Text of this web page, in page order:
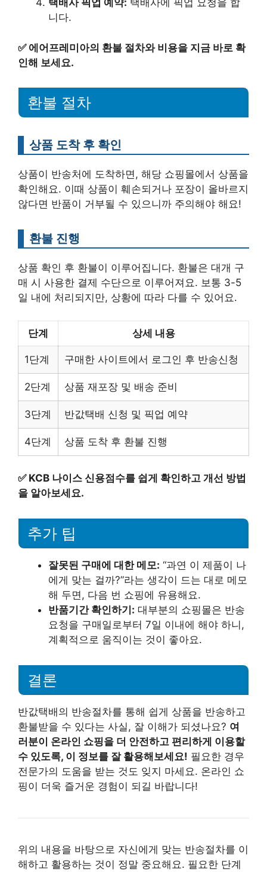
택배사 픽업 예약: 택배사에 픽업 요청을 합
니다.
✅ 에어프레미아의 환불 절차와 비용을 지금 바로 확
인해 보세요.
환불 절차
상품 도착 후 확인
상품이 반송처에 도착하면, 해당 쇼핑몰에서 상품을
확인해요. 이때 상품이 훼손되거나 포장이 올바르지
않다면 반품이 거부될 수 있으니까 주의해야 해요!
환불 진행
상품 확인 후 환불이 이루어집니다. 환불은 대개 구
매 시 사용한 결제 수단으로 이루어져요. 보통 3-5
일 내에 처리되지만, 상황에 따라 다를 수 있어요.
단계 상세 내용
1단계 구매한 사이트에서 로그인 후 반송신청
2단계 상품 재포장 및 배송 준비
3단계 반값택배 신청 및 픽업 예약
4단계 상품 도착 후 환불 진행
✅ KCB 나이스 신용점수를 쉽게 확인하고 개선 방법
을 알아보세요.
추가 팁
잘못된 구매에 대한 메모: “과연 이 제품이 나
에게 맞는 걸까?”라는 생각이 드는 대로 메모
해 두면, 다음 번 쇼핑에 유용해요.
반품기간 확인하기: 대부분의 쇼핑몰은 반송
요청을 구매일로부터 7일 이내에 해야 하니,
계획적으로 움직이는 것이 좋아요.
결론
반값택배의 반송절차를 통해 쉽게 상품을 반송하고
환불받을 수 있다는 사실, 잘 이해가 되셨나요? 여
러분이 온라인 쇼핑을 더 안전하고 편리하게 이용할
수 있도록, 이 정보를 잘 활용해보세요! 필요한 경우
전문가의 도움을 받는 것도 잊지 마세요. 온라인 쇼
핑이 더욱 즐거운 경험이 되길 바랍니다!
위의 내용을 바탕으로 자신에게 맞는 반송절차를 이
해하고 활용하는 것이 정말 중요해요. 필요한 단계